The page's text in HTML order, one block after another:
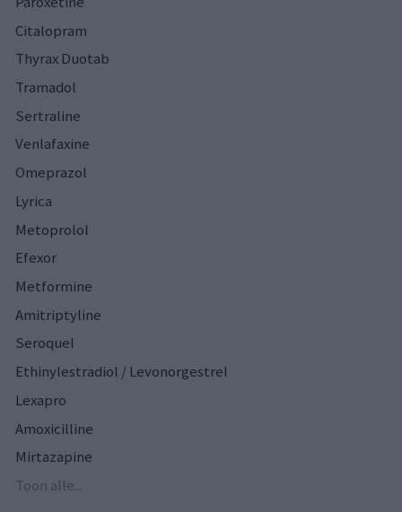
Citalopram
Thyrax Duotab
Tramadol
Sertraline
Venlafaxine
Omeprazol
Lyrica
Metoprolol
Efexor
Metformine
Amitriptyline
Seroquel
Ethinylestradiol / Levonorgestrel
Lexapro
Amoxicilline
Mirtazapine
Toon alle...